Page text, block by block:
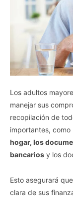
Los adultos
manejar sus
recopilación de
importantes,
hogar, los
bancarios y los
Esto asegurará
clara de sus